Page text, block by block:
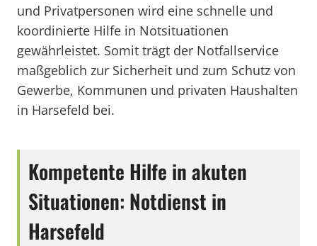
und Privatpersonen wird eine schnelle und
koordinierte Hilfe in Notsituationen
gewährleistet. Somit trägt der Notfallservice
maßgeblich zur Sicherheit und zum Schutz von
Gewerbe, Kommunen und privaten Haushalten
in Harsefeld bei.
Kompetente Hilfe in akuten
Situationen: Notdienst in
Harsefeld